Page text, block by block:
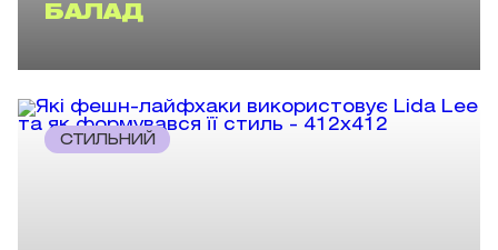
БАЛАД
СТИЛЬНИЙ